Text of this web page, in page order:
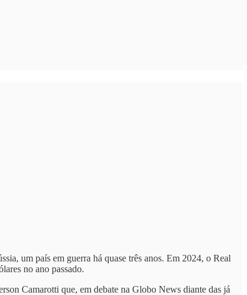
um país em guerra há quase três anos. Em 2024, o Real
no ano passado.
Camarotti que, em debate na Globo News diante das já